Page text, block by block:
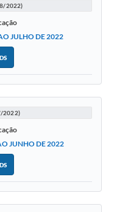
2022)
JULHO DE 2022
2022)
JUNHO DE 2022